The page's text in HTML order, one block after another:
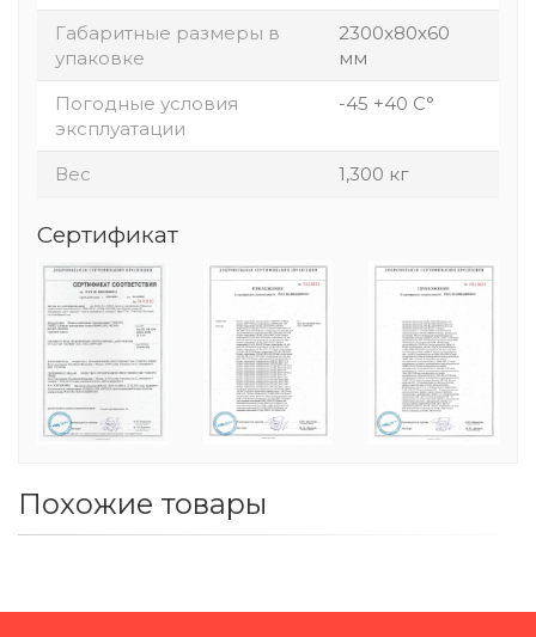
Габаритные размеры в
упаковке
2300x80x60
мм
Погодные условия
эксплуатации
-45 +40 С°
Вес 1,300 кг
Сертификат
Похожие товары